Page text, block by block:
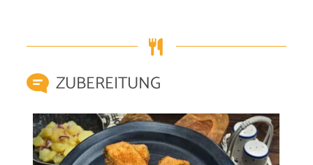
ZUBEREITUNG